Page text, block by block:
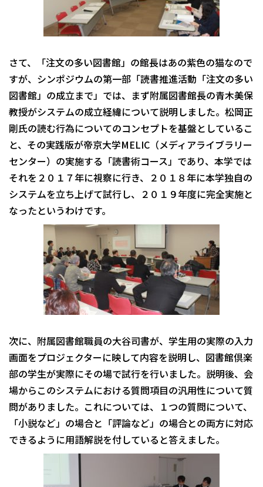
さて、「注文の多い図書館」の館長はあの紫色の猫なので
すが、シンポジウムの第一部「読書推進活動「注文の多い
図書館」の成立まで」では、まず附属図書館長の青木美保
教授がシステムの成立経緯について説明しました。松岡正
剛氏の読む行為についてのコンセプトを基盤としているこ
と、その実践版が帝京大学MELIC（メディアライブラリー
センター）の実施する「読書術コース」であり、本学では
それを２０１７年に視察に行き、２０１８年に本学独自の
システムを立ち上げて試行し、２０１９年度に完全実施と
なったというわけです。
次に、附属図書館職員の大谷司書が、学生用の実際の入力
画面をプロジェクターに映して内容を説明し、図書館倶楽
部の学生が実際にその場で試行を行いました。説明後、会
場からこのシステムにおける質問項目の汎用性について質
問がありました。これについては、１つの質問について、
「小説など」の場合と「評論など」の場合との両方に対応
できるように用語解説を付していると答えました。